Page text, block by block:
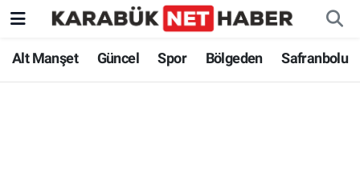
Alt Manşet Güncel Spor Bölgeden Safranbolu